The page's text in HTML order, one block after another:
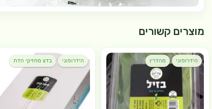
מוצרים קשורים
הידרופוני מהדרין הידרופוני בדצ מחזיקי הדת